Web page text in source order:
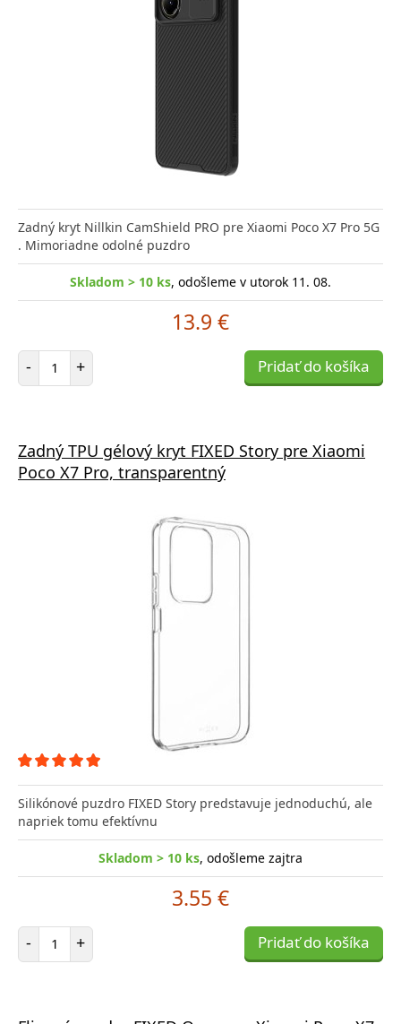
Zadný kryt Nillkin CamShield PRO pre Xiaomi Poco X7 Pro 5G
. Mimoriadne odolné puzdro
Skladom > 10 ks, odošleme v utorok 11. 08.
13.9 €
- Počet položiek
+ Pridať do košíka
Zadný TPU gélový kryt FIXED Story pre Xiaomi
Poco X7 Pro, transparentný
Silikónové puzdro FIXED Story predstavuje jednoduchú, ale
napriek tomu efektívnu
Skladom > 10 ks, odošleme zajtra
3.55 €
- Počet položiek
+ Pridať do košíka